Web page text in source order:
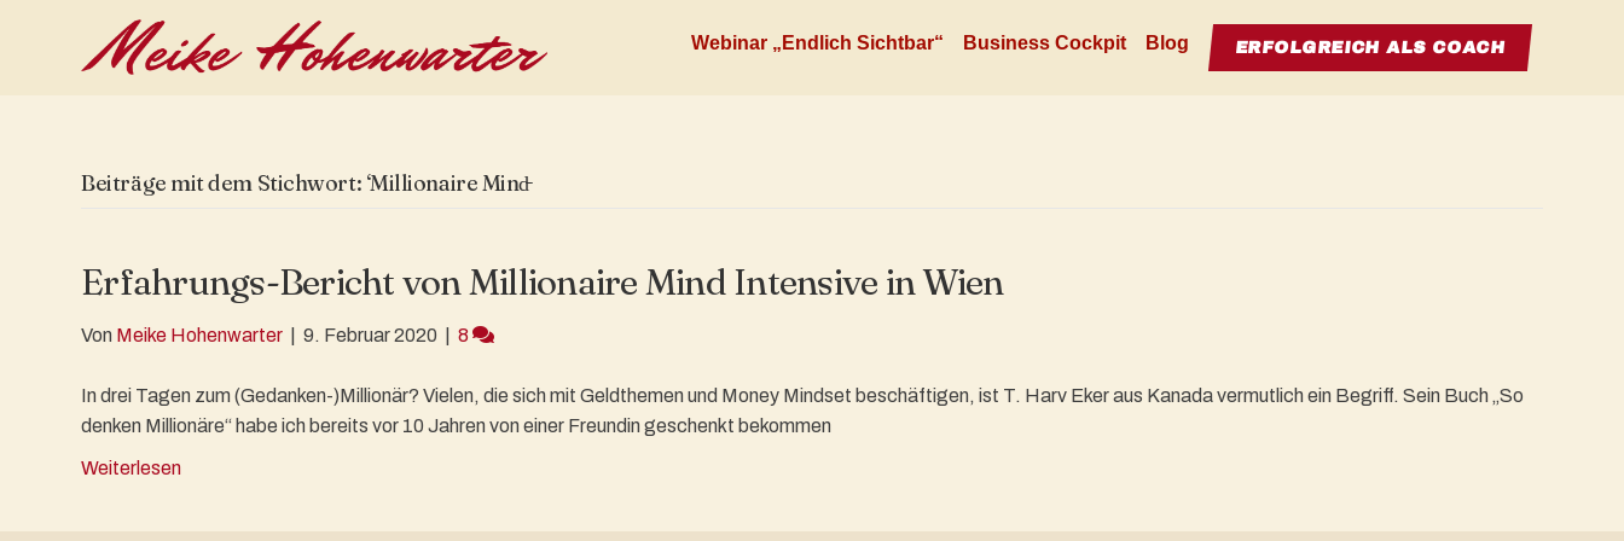
Webinar „Endlich Sichtbar“ Business Cockpit Blog ERFOLGREICH ALS COACH
Beiträge mit dem Stichwort: ‘Millionaire Mind̵
Erfahrungs-Bericht von Millionaire Mind Intensive in Wien
Von Meike Hohenwarter 9. Februar 2020 8
In drei Tagen zum (Gedanken-)Millionär? Vielen, die sich mit Geldthemen und Money Mindset beschäftigen, ist T. Harv Eker aus Kanada vermutlich ein Begriff. Sein Buch „So
denken Millionäre“ habe ich bereits vor 10 Jahren von einer Freundin geschenkt bekommen
Weiterlesen